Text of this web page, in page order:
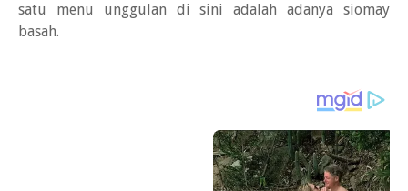
satu menu unggulan di sini adalah adanya siomay
basah.